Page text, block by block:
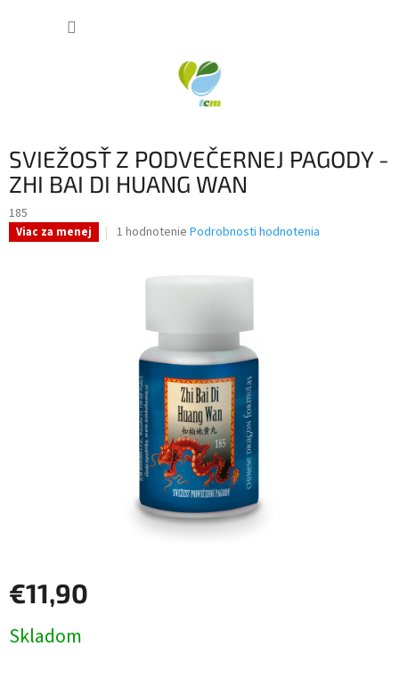
SVIEŽOSŤ Z PODVEČERNEJ PAGODY -
ZHI BAI DI HUANG WAN
185
Viac za menej
Priemerné
hviezdičiek.
1 hodnotenie Podrobnosti hodnotenia
€11,90
cena:
Skladom